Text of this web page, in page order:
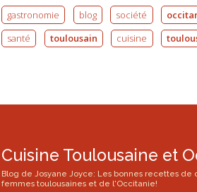
gastronomie blog société
santé
toulousain cuisine
Cuisine Toulousaine et
Blog de Josyane Joyce: Les bonnes recettes
femmes toulousaines et de l'Occitanie!